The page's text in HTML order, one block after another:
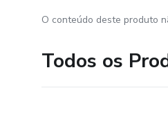
O conteúdo deste produto
Todos os